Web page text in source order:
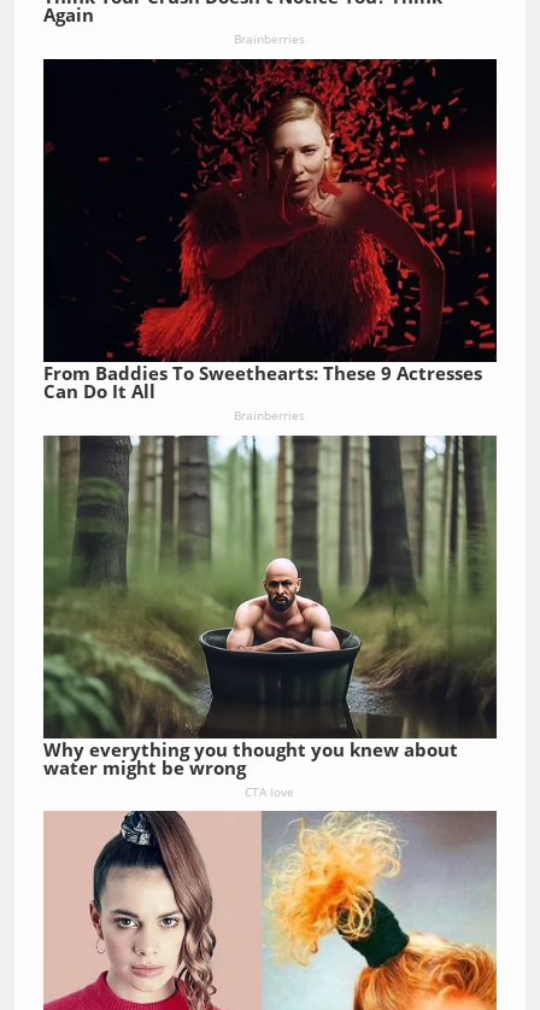
Again
Brainberries
From Baddies To Sweethearts: These 9 Actresses
Can Do It All
Brainberries
Why everything you thought you knew about
water might be wrong
CTA love